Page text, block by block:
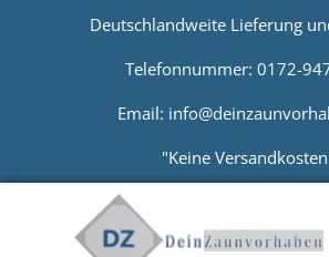
Deutschlandweite Lieferung
Telefonnummer: 0172-
Email:
"Keine